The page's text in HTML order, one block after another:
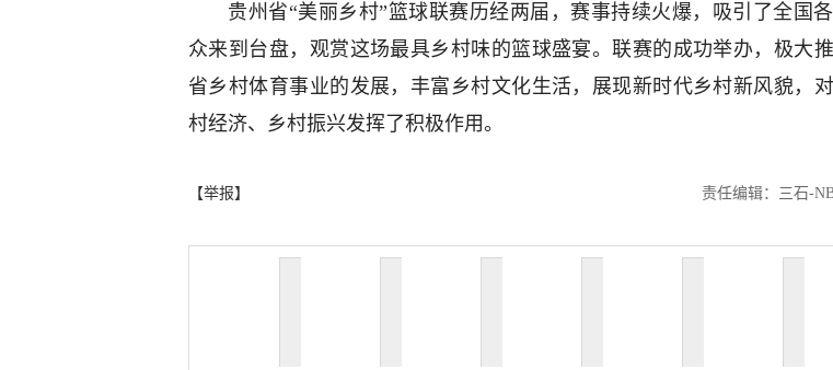
贵州省“美丽乡村”篮球联赛历经两届，赛事持续火爆，吸引了全国
众来到台盘，观赏这场最具乡村味的篮球盛宴。联赛的成功举办，极大
省乡村体育事业的发展，丰富乡村文化生活，展现新时代乡村新风貌，
村经济、乡村振兴发挥了积极作用。
【举报】 责任编辑：三石-